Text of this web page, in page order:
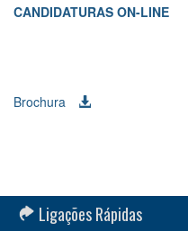
CANDIDATURAS ON-LINE
Brochura
Ligações Rápidas